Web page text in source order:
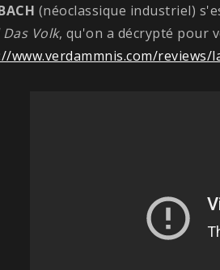
(néoclassique industriel)
Volk, qu'on a décrypté pour
www.verdammnis.com/reviews/